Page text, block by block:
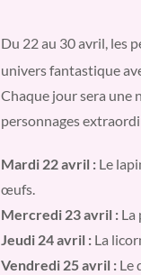
Du 22 au 30 avril, les
univers fantastique
Chaque jour sera une
personnages
Mardi 22 avril : Le
œufs.
Mercredi 23 avril : La
Jeudi 24 avril : La
Vendredi 25 avril : Le